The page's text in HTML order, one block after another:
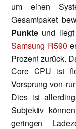
um einen
Gesamtpaket
Punkte und
Samsung R590
Prozent zurück.
Core CPU ist
Vorsprung von
Dies ist
Subjektiv
geringen